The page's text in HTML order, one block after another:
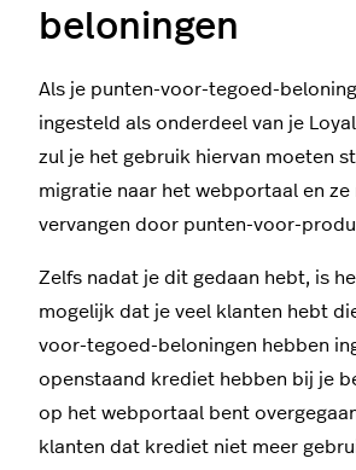
beloningen
Als je punten-voor-tegoed-
ingesteld als onderdeel van je
zul je het gebruik hiervan moeten
migratie naar het webportaal en ze
vervangen door punten-voor-
Zelfs nadat je dit gedaan hebt, is
mogelijk dat je veel klanten hebt
voor-tegoed-beloningen hebben
openstaand krediet hebben bij je
op het webportaal bent
klanten dat krediet niet meer